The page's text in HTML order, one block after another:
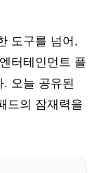
도구를 넘어,
터테인먼트 플
오늘 공유된
드의 잠재력을